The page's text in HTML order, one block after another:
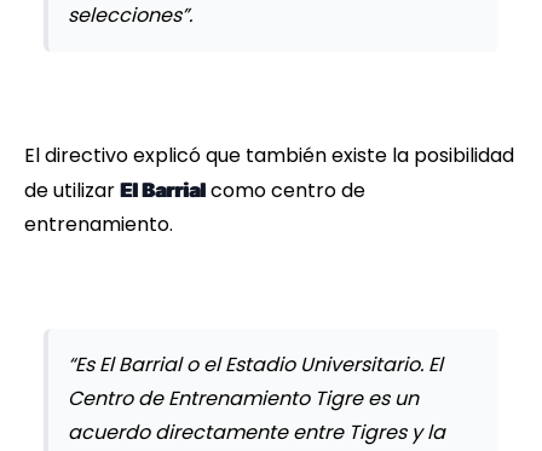
selecciones”.
El directivo explicó que también existe la posibilidad
de utilizar El Barrial como centro de
entrenamiento.
“Es El Barrial o el Estadio Universitario. El
Centro de Entrenamiento Tigre es un
acuerdo directamente entre Tigres y la